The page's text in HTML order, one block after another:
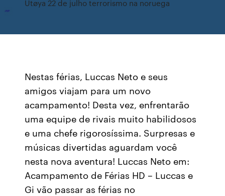
Utøya 22 de julho terrorismo na noruega
Nestas férias, Luccas Neto e seus
amigos viajam para um novo
acampamento! Desta vez, enfrentarão
uma equipe de rivais muito habilidosos
e uma chefe rigorosíssima. Surpresas e
músicas divertidas aguardam você
nesta nova aventura! Luccas Neto em:
Acampamento de Férias HD – Luccas e
Gi vão passar as férias no